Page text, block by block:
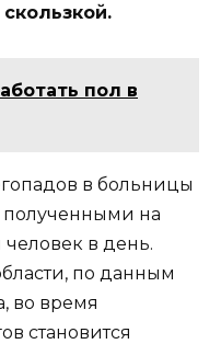
пол в
в больницы
на
человек в день.
по данным
во время
становится